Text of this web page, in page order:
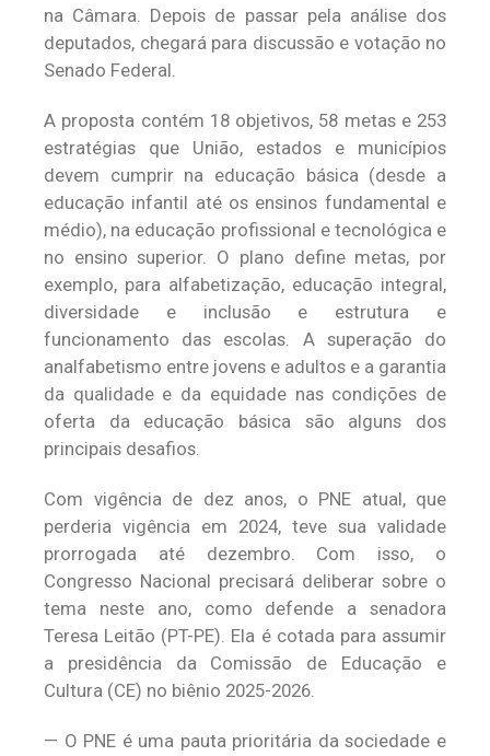
na Câmara. Depois de passar pela análise dos
deputados, chegará para discussão e votação no
Senado Federal.
A proposta contém 18 objetivos, 58 metas e 253
estratégias que União, estados e municípios
devem cumprir na educação básica (desde a
educação infantil até os ensinos fundamental e
médio), na educação profissional e tecnológica e
no ensino superior. O plano define metas, por
exemplo, para alfabetização, educação integral,
diversidade e inclusão e estrutura e
funcionamento das escolas. A superação do
analfabetismo entre jovens e adultos e a garantia
da qualidade e da equidade nas condições de
oferta da educação básica são alguns dos
principais desafios.
Com vigência de dez anos, o PNE atual, que
perderia vigência em 2024, teve sua validade
prorrogada até dezembro. Com isso, o
Congresso Nacional precisará deliberar sobre o
tema neste ano, como defende a senadora
Teresa Leitão (PT-PE). Ela é cotada para assumir
a presidência da Comissão de Educação e
Cultura (CE) no biênio 2025-2026.
— O PNE é uma pauta prioritária da sociedade e